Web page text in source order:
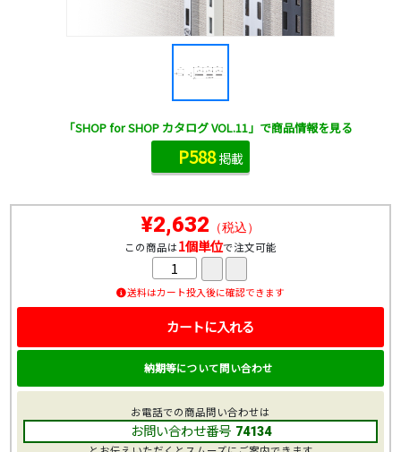
¥2,632 （税込）
この商品は1個単位で注文可能
送料はカート投入後に確認できます
カートに入れる
納期等について問い合わせ
お電話での商品問い合わせは
お問い合わせ番号 74134
「SHOP for SHOP カタログ VOL.11」で商品情報を見る
P588掲載